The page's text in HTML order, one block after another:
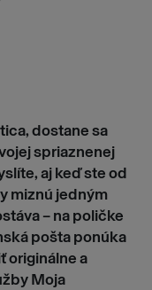
dostane sa
spriaznenej
aj keď ste od
miznú jedným
– na poličke
pošta ponúka
originálne a
Moja